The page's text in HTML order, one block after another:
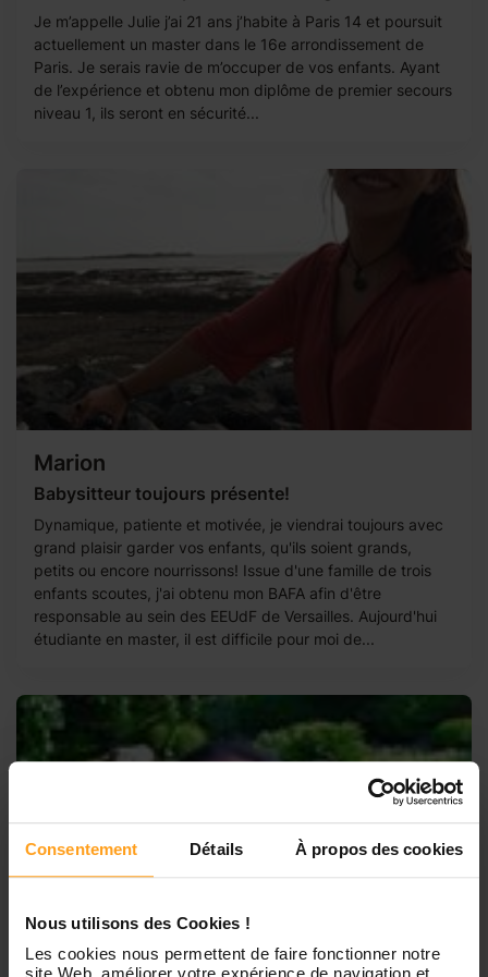
Consentement Détails À propos des cookies
Nous utilisons des Cookies !
Les cookies nous permettent de faire fonctionner notre
Je m’appelle Julie j’ai 21 ans j’habite à Paris 14 et poursuit
actuellement un master dans le 16e arrondissement de
Paris. Je serais ravie de m’occuper de vos enfants. Ayant
de l’expérience et obtenu mon diplôme de premier secours
niveau 1, ils seront en sécurité...
Marion
Babysitteur toujours présente!
Dynamique, patiente et motivée, je viendrai toujours avec
grand plaisir garder vos enfants, qu'ils soient grands,
petits ou encore nourrissons! Issue d'une famille de trois
enfants scoutes, j'ai obtenu mon BAFA afin d'être
responsable au sein des EEUdF de Versailles. Aujourd'hui
étudiante en master, il est difficile pour moi de...